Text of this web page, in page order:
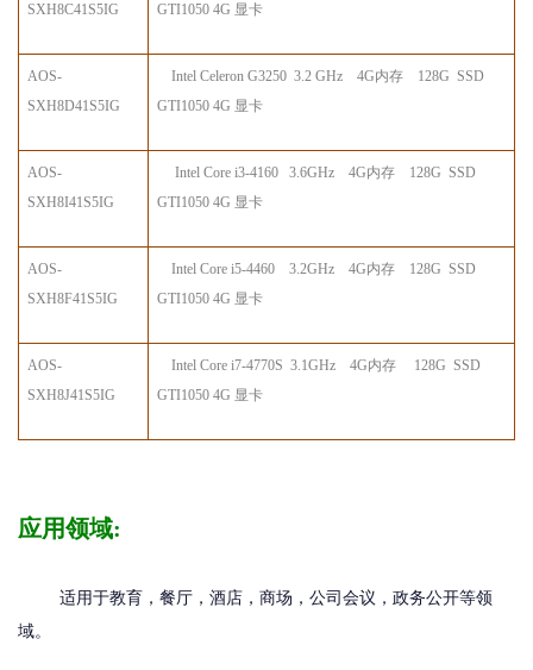
SXH8C41S5IG
GTI1050 4G 显卡
AOS-
SXH8D41S5IG
Intel Celeron G3250 3.2 GHz
4G内存 128G SSD
GTI1050 4G 显卡
AOS-
SXH8I41S5IG
Intel Core i3-4160 3.6GHz 4G内存 128G SSD
GTI1050 4G 显卡
AOS-
SXH8F41S5IG
Intel Core i5-4460 3.2GHz 4G内存 128G SSD
GTI1050 4G 显卡
AOS-
SXH8J41S5IG
Intel Core i7-4770S 3.1GHz 4G内存 128G SSD
GTI1050 4G 显卡
应用领域:
适用于教育，餐厅，酒店，商场，公司会议，政务公开等领
域。